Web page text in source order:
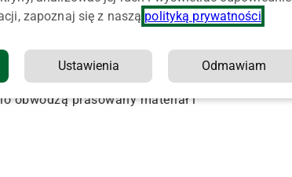
Działanie prasy w systemie pracy
aż 21 m. Bela po osiągnięciu
maszyny, gdzie następuje jej
materiał podawany ciągle przez
musi on okalać zarówno gotową,
obwodzą prasowany materiał i
zapoznaj się z naszą polityką prywatności
Ustawienia Odmawiam